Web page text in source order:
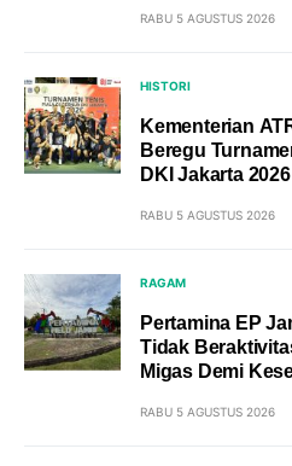
RABU 5 AGUSTUS 2026
HISTORI
Kementerian
Beregu
DKI Jakarta 2026
RABU 5 AGUSTUS 2026
RAGAM
Pertamina EP
Tidak
Migas Demi
RABU 5 AGUSTUS 2026